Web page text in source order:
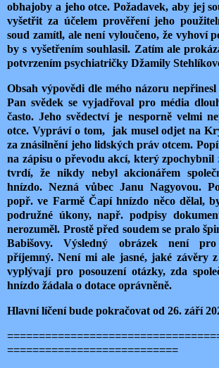
obhajoby a jeho otce. Požadavek, aby jej
vyšetřit za účelem prověření jeho
soud zamítl, ale není vyloučeno, že vyhoví
by s vyšetřením souhlasil. Zatím ale
potvrzením psychiatričky Džamily
Obsah výpovědi dle mého názoru
Pan svědek se vyjadřoval pro média
často. Jeho svědectví je nesporně velmi
otce. Vypráví o tom, jak musel odjet na
za znásilnění jeho lidských práv otcem.
na zápisu o převodu akcí, který zpochybnil
tvrdí, že nikdy nebyl akcionářem
hnízdo. Nezná vůbec Janu Nagyovou.
popř. ve Farmě Čapí hnízdo něco dělal,
podružné úkony, např. podpisy
nerozuměl. Prostě před soudem se pralo
Babišovy. Výsledný obrázek není
příjemný. Není mi ale jasné, jaké závěry
vyplývají pro posouzení otázky, zda
hnízdo žádala o dotace oprávněně.
Hlavní líčení bude pokračovat od 26. září
===========================